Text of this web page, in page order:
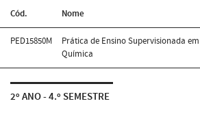
Cód. Nome
PED15850M
Prática de Ensino Supervisionada
Química
2º ANO - 4.º SEMESTRE